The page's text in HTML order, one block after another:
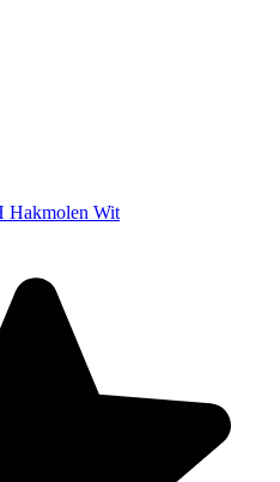
Hakmolen Wit